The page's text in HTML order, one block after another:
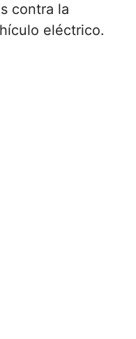
contra la
eléctrico.